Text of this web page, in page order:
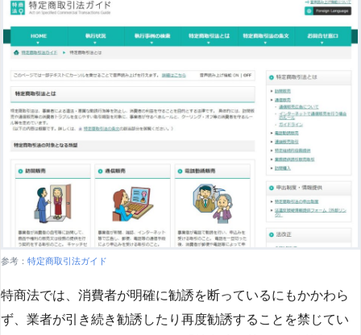
参考： 特定商取引法ガイド
特商法では、消費者が明確に勧誘を断っているにもかかわら
ず、業者が引き続き勧誘したり再度勧誘することを禁じてい